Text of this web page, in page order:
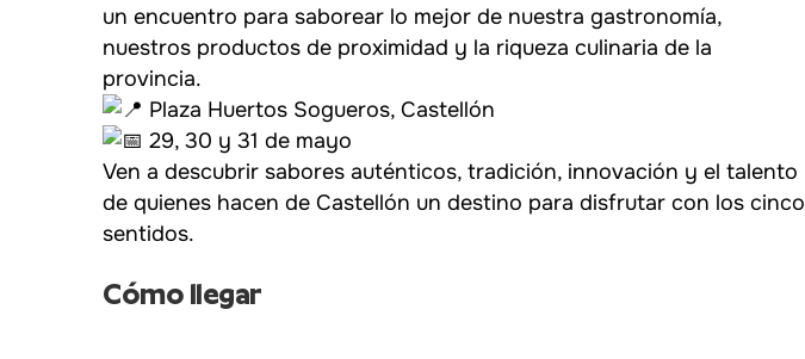
un encuentro para saborear lo mejor de nuestra gastronomía,
nuestros productos de proximidad y la riqueza culinaria de la
provincia.
Plaza Huertos Sogueros, Castellón
29, 30 y 31 de mayo
Ven a descubrir sabores auténticos, tradición, innovación y el talento
de quienes hacen de Castellón un destino para disfrutar con los cinco
sentidos.
Cómo llegar